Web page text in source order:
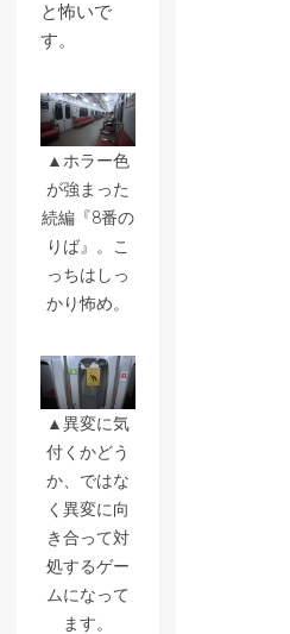
と怖いで
す。
▲ホラー色
が強まった
続編『8番の
りば』。こ
っちはしっ
かり怖め。
▲異変に気
付くかどう
か、ではな
く異変に向
き合って対
処するゲー
ムになって
ます。